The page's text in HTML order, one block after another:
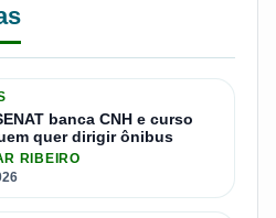
banca CNH e curso
quer dirigir ônibus
RIBEIRO